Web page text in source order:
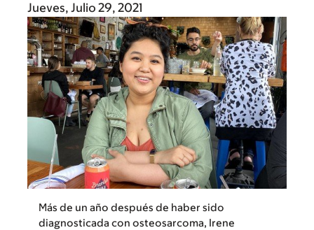
Jueves, Julio 29, 2021
Más de un año después de haber sido
diagnosticada con osteosarcoma, Irene